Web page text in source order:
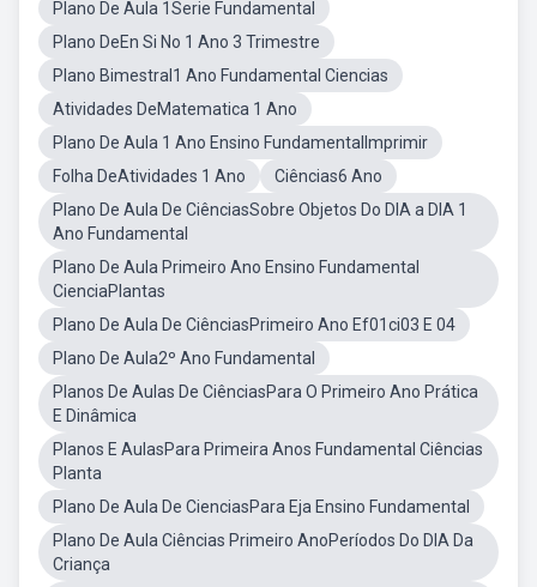
Plano De Aula 1Serie Fundamental
Plano DeEn Si No 1 Ano 3 Trimestre
Plano Bimestral1 Ano Fundamental Ciencias
Atividades DeMatematica 1 Ano
Plano De Aula 1 Ano Ensino FundamentalImprimir
Folha DeAtividades 1 Ano
Ciências6 Ano
Plano De Aula De CiênciasSobre Objetos Do DIA a DIA 1
Ano Fundamental
Plano De Aula Primeiro Ano Ensino Fundamental
CienciaPlantas
Plano De Aula De CiênciasPrimeiro Ano Ef01ci03 E 04
Plano De Aula2º Ano Fundamental
Planos De Aulas De CiênciasPara O Primeiro Ano Prática
E Dinâmica
Planos E AulasPara Primeira Anos Fundamental Ciências
Planta
Plano De Aula De CienciasPara Eja Ensino Fundamental
Plano De Aula Ciências Primeiro AnoPeríodos Do DIA Da
Criança